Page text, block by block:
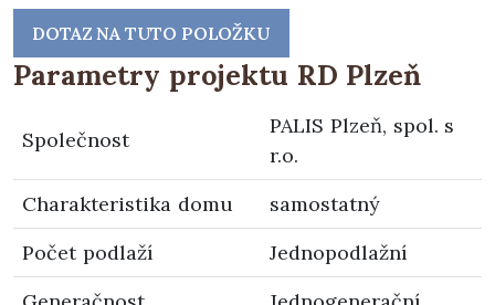
DOTAZ NA TUTO POLOŽKU
Parametry projektu RD Plzeň
Společnost
PALIS Plzeň, spol. s
r.o.
Charakteristika domu
samostatný
Počet podlaží
Jednopodlažní